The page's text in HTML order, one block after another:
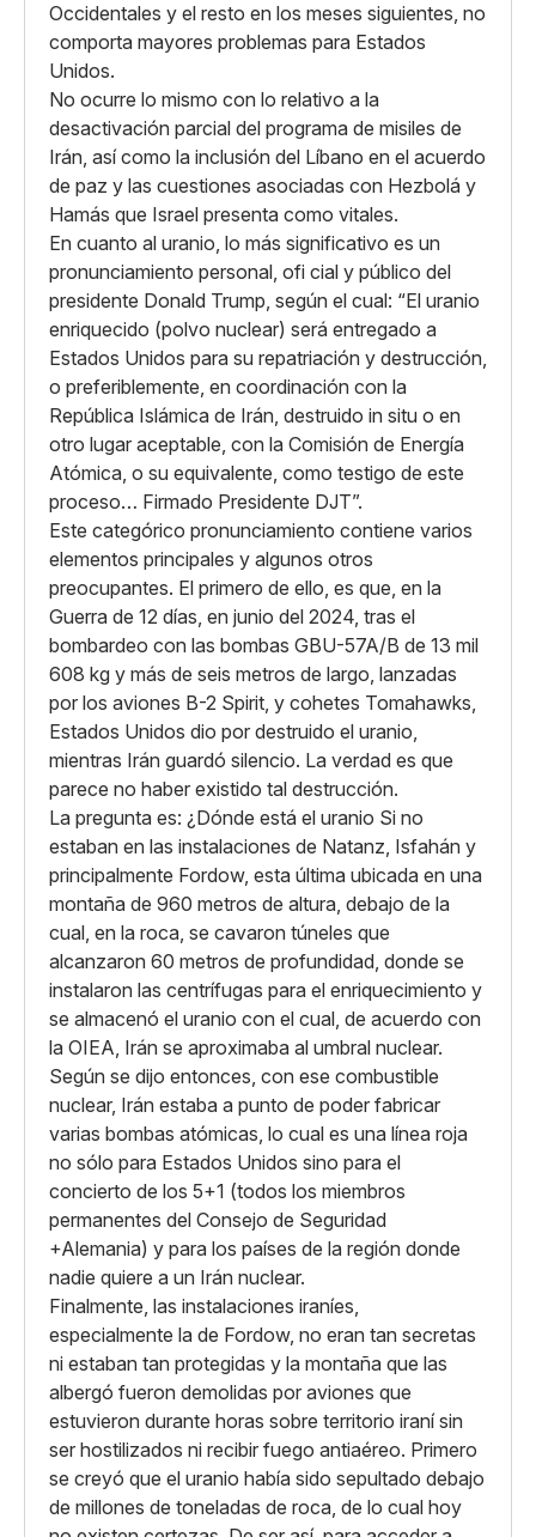
Occidentales y el resto en los meses siguientes, no
comporta mayores problemas para Estados
Unidos.
No ocurre lo mismo con lo relativo a la
desactivación parcial del programa de misiles de
Irán, así como la inclusión del Líbano en el acuerdo
de paz y las cuestiones asociadas con Hezbolá y
Hamás que Israel presenta como vitales.
En cuanto al uranio, lo más significativo es un
pronunciamiento personal, ofi cial y público del
presidente Donald Trump, según el cual: “El uranio
enriquecido (polvo nuclear) será entregado a
Estados Unidos para su repatriación y destrucción,
o preferiblemente, en coordinación con la
República Islámica de Irán, destruido in situ o en
otro lugar aceptable, con la Comisión de Energía
Atómica, o su equivalente, como testigo de este
proceso… Firmado Presidente DJT”.
Este categórico pronunciamiento contiene varios
elementos principales y algunos otros
preocupantes. El primero de ello, es que, en la
Guerra de 12 días, en junio del 2024, tras el
bombardeo con las bombas GBU-57A/B de 13 mil
608 kg y más de seis metros de largo, lanzadas
por los aviones B-2 Spirit, y cohetes Tomahawks,
Estados Unidos dio por destruido el uranio,
mientras Irán guardó silencio. La verdad es que
parece no haber existido tal destrucción.
La pregunta es: ¿Dónde está el uranio Si no
estaban en las instalaciones de Natanz, Isfahán y
principalmente Fordow, esta última ubicada en una
montaña de 960 metros de altura, debajo de la
cual, en la roca, se cavaron túneles que
alcanzaron 60 metros de profundidad, donde se
instalaron las centrífugas para el enriquecimiento y
se almacenó el uranio con el cual, de acuerdo con
la OIEA, Irán se aproximaba al umbral nuclear.
Según se dijo entonces, con ese combustible
nuclear, Irán estaba a punto de poder fabricar
varias bombas atómicas, lo cual es una línea roja
no sólo para Estados Unidos sino para el
concierto de los 5+1 (todos los miembros
permanentes del Consejo de Seguridad
+Alemania) y para los países de la región donde
nadie quiere a un Irán nuclear.
Finalmente, las instalaciones iraníes,
especialmente la de Fordow, no eran tan secretas
ni estaban tan protegidas y la montaña que las
albergó fueron demolidas por aviones que
estuvieron durante horas sobre territorio iraní sin
ser hostilizados ni recibir fuego antiaéreo. Primero
se creyó que el uranio había sido sepultado debajo
de millones de toneladas de roca, de lo cual hoy